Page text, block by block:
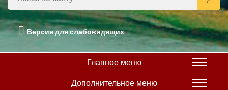
Версия для слабовидящих
Главное меню
Дополнительное меню